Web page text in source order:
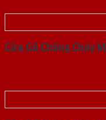
Cửa Gỗ Chống Cháy